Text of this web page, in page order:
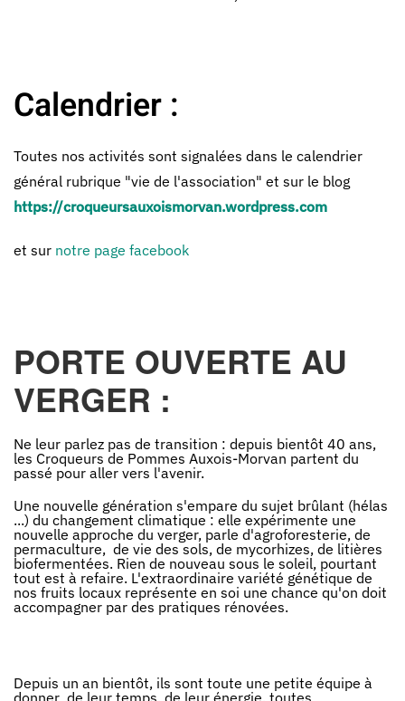
Calendrier :
Toutes nos activités sont signalées dans le calendrier
général rubrique "vie de l'association" et sur le blog
https://croqueursauxoismorvan.wordpress.com
et sur notre page facebook
PORTE OUVERTE AU
VERGER :
Ne leur parlez pas de transition : depuis bientôt 40 ans,
les Croqueurs de Pommes Auxois-Morvan partent du
passé pour aller vers l'avenir.
Une nouvelle génération s'empare du sujet brûlant (hélas
...) du changement climatique : elle expérimente une
nouvelle approche du verger, parle d'agroforesterie, de
permaculture, de vie des sols, de mycorhizes, de litières
biofermentées. Rien de nouveau sous le soleil, pourtant
tout est à refaire. L'extraordinaire variété génétique de
nos fruits locaux représente en soi une chance qu'on doit
accompagner par des pratiques rénovées.
Depuis un an bientôt, ils sont toute une petite équipe à
donner de leur temps, de leur énergie, toutes